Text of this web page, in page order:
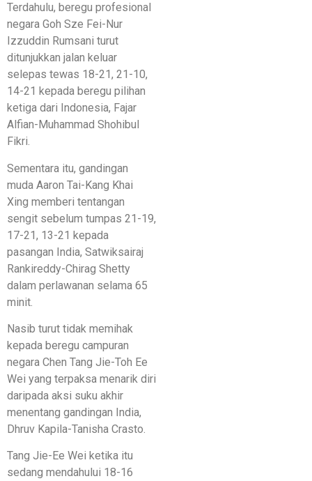
Terdahulu, beregu profesional
negara Goh Sze Fei-Nur
Izzuddin Rumsani turut
ditunjukkan jalan keluar
selepas tewas 18-21, 21-10,
14-21 kepada beregu pilihan
ketiga dari Indonesia, Fajar
Alfian-Muhammad Shohibul
Fikri.
Sementara itu, gandingan
muda Aaron Tai-Kang Khai
Xing memberi tentangan
sengit sebelum tumpas 21-19,
17-21, 13-21 kepada
pasangan India, Satwiksairaj
Rankireddy-Chirag Shetty
dalam perlawanan selama 65
minit.
Nasib turut tidak memihak
kepada beregu campuran
negara Chen Tang Jie-Toh Ee
Wei yang terpaksa menarik diri
daripada aksi suku akhir
menentang gandingan India,
Dhruv Kapila-Tanisha Crasto.
Tang Jie-Ee Wei ketika itu
sedang mendahului 18-16